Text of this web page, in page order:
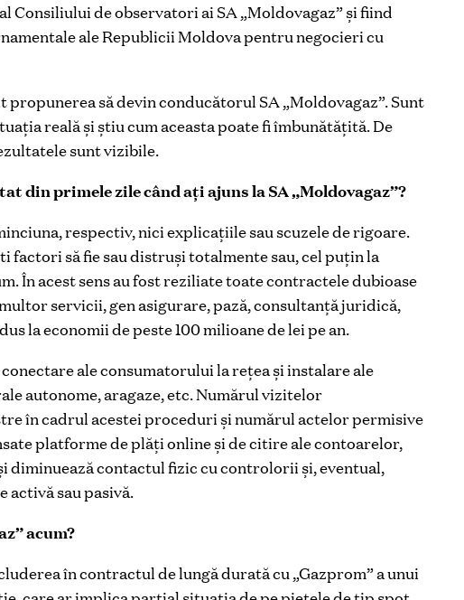
Consiliului de observatori ai SA „Moldovagaz” și fiind
ale Republicii Moldova pentru negocieri cu
să devin conducătorul SA „Moldovagaz”. Sunt
reală și știu cum aceasta poate fi îmbunătățită. De
sunt vizibile.
din primele zile când ați ajuns la SA „Moldovagaz”?
respectiv, nici explicațiile sau scuzele de rigoare.
factori să fie sau distruși totalmente sau, cel puțin la
În acest sens au fost reziliate toate contractele dubioase
servicii, gen asigurare, pază, consultanță juridică,
la economii de peste 100 milioane de lei pe an.
ale consumatorului la rețea și instalare ale
autonome, aragaze, etc. Numărul vizitelor
în cadrul acestei proceduri și numărul actelor permisive
platforme de plăți online și de citire ale contoarelor,
diminuează contactul fizic cu controlorii și, eventual,
activă sau pasivă.
acum?
în contractul de lungă durată cu „Gazprom” a unui